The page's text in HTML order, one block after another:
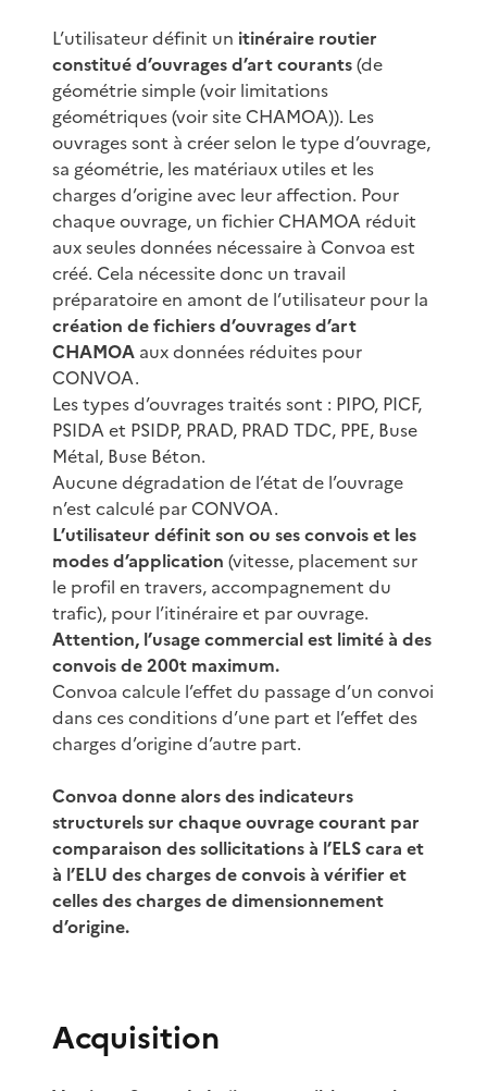
L’utilisateur définit un itinéraire routier
constitué d’ouvrages d’art courants(de
géométrie simple (voir limitations
géométriques (voir site CHAMOA)). Les
ouvrages sont à créer selon le type d’ouvrage,
sa géométrie, les matériaux utiles et les
charges d’origine avec leur affection. Pour
chaque ouvrage, un fichier CHAMOA réduit
aux seules données nécessaire à Convoa est
créé. Cela nécessite donc un travail
préparatoire en amont de l’utilisateur pour la
création de fichiers d’ouvrages d’art
CHAMOA aux données réduites pour
CONVOA.
Les types d’ouvrages traités sont : PIPO, PICF,
PSIDA et PSIDP, PRAD, PRAD TDC, PPE, Buse
Métal, Buse Béton.
Aucune dégradation de l’état de l’ouvrage
n’est calculé par CONVOA.
L’utilisateur définit son ou ses convois et les
modes d’application (vitesse, placement sur
le profil en travers, accompagnement du
trafic), pour l’itinéraire et par ouvrage.
Attention, l’usage commercial est limité à des
convois de 200t maximum.
Convoa calcule l’effet du passage d’un convoi
dans ces conditions d’une part et l’effet des
charges d’origine d’autre part.
Convoa donne alors des indicateurs
structurels sur chaque ouvrage courant par
comparaison des sollicitations à l’ELS cara et
à l’ELU des charges de convois à vérifier et
celles des charges de dimensionnement
d’origine.
Acquisition